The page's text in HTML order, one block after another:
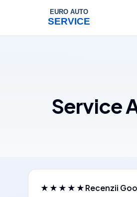
Service
★★★★★Recenzii